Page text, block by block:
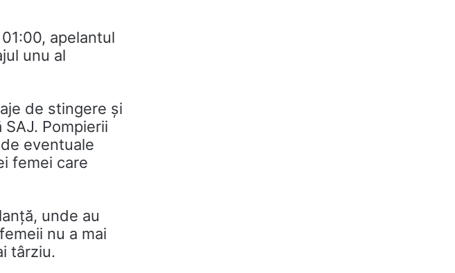
apelantul
unu al
de stingere și
Pompierii
eventuale
femei care
unde au
nu a mai
târziu.